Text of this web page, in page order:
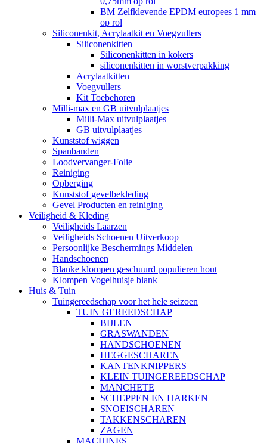
BM Zelfklevende EPDM europees 1 mm
op rol
Siliconenkit, Acrylaatkit en Voegvullers
Siliconenkitten
Siliconenkitten in kokers
siliconenkitten in worstverpakking
Acrylaatkitten
Voegvullers
Kit Toebehoren
Milli-max en GB uitvulplaatjes
Milli-Max uitvulplaatjes
GB uitvulplaatjes
Kunststof wiggen
Spanbanden
Loodvervanger-Folie
Reiniging
Opberging
Kunststof gevelbekleding
Gevel Producten en reiniging
Veiligheid & Kleding
Veiligheids Laarzen
Veiligheids Schoenen Uitverkoop
Persoonlijke Beschermings Middelen
Handschoenen
Blanke klompen geschuurd populieren hout
Klompen Vogelhuisje blank
Huis & Tuin
Tuingereedschap voor het hele seizoen
TUIN GEREEDSCHAP
BIJLEN
GRASWANDEN
HANDSCHOENEN
HEGGESCHAREN
KANTENKNIPPERS
KLEIN TUINGEREEDSCHAP
MANCHETE
SCHEPPEN EN HARKEN
SNOEISCHAREN
TAKKENSCHAREN
ZAGEN
MACHINES